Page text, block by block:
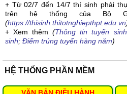
+ Từ 02/7 đến 14/7 thí sinh phải
trên hệ thống của Bộ
(https://thisinh.thitotnghiepthpt.edu.vn
+ Xem thêm(Thông tin tuyển
sinh; Điểm trúng tuyển hàng năm)
HỆ THỐNG PHẦN MỀM